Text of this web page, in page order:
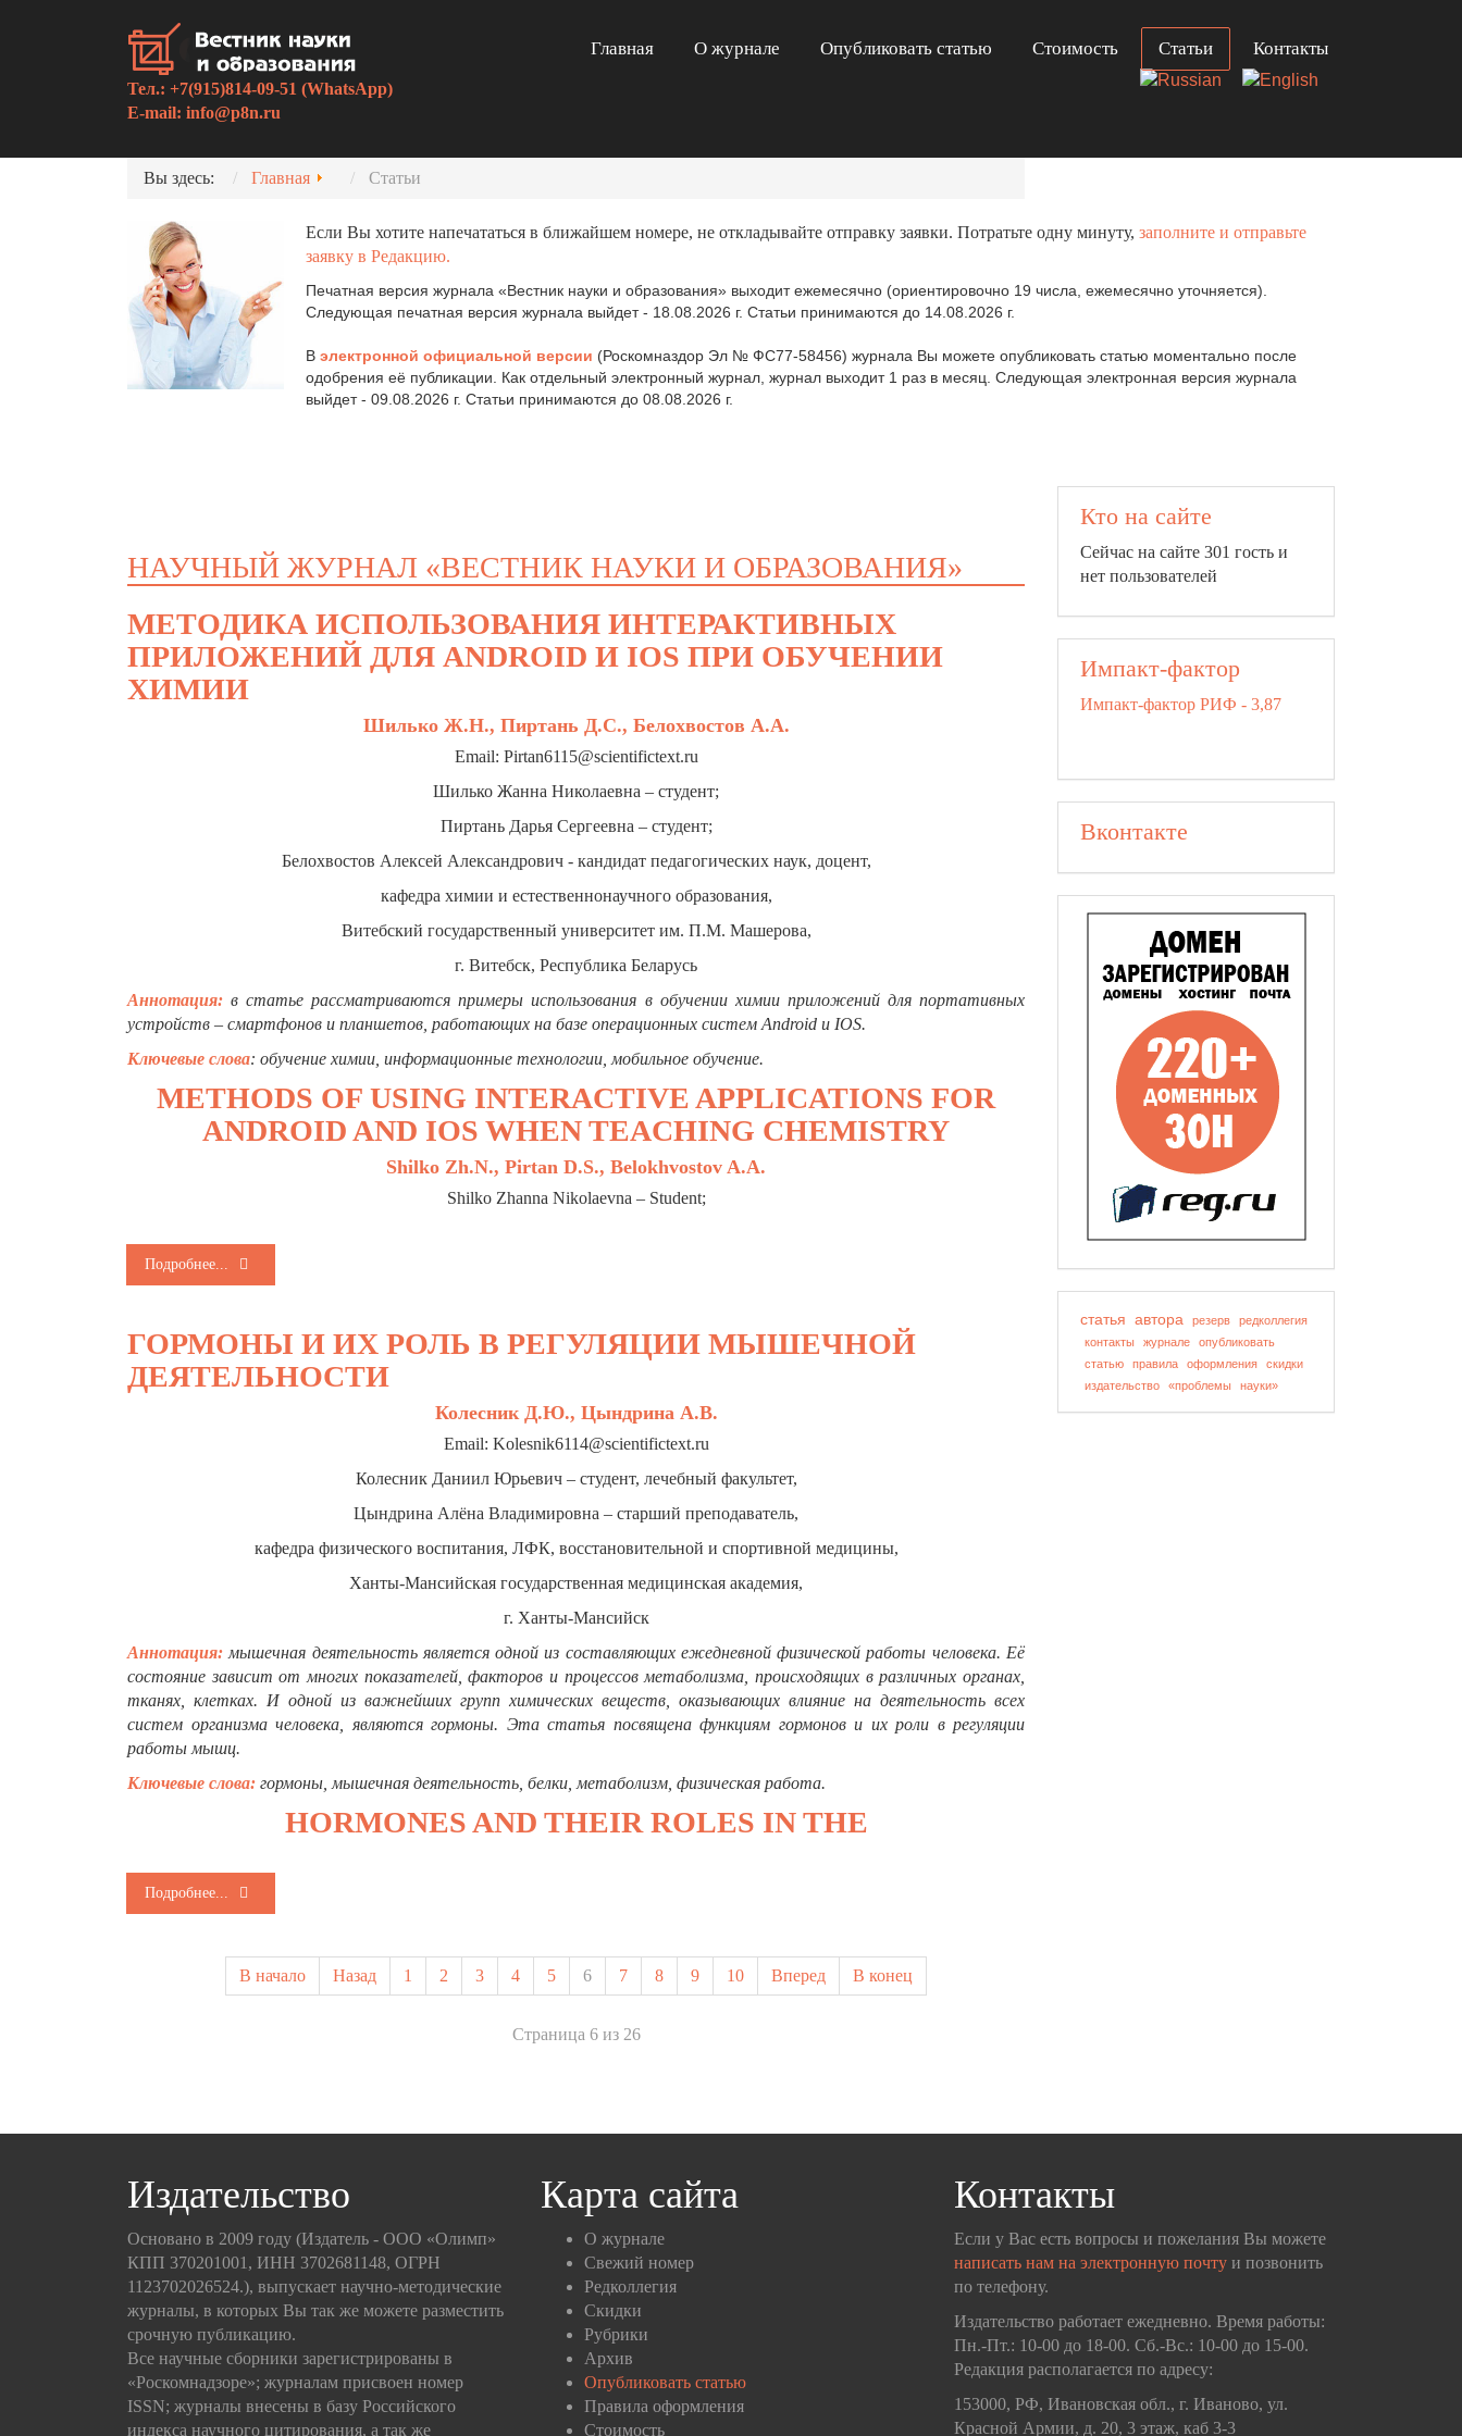
Тел.: +7(915)814-09-51 (WhatsApp)
E-mail: info@p8n.ru
Главная О журнале Опубликовать статью Стоимость Статьи Контакты
Вы здесь: Главная Статьи
Если Вы хотите напечататься в ближайшем номере, не откладывайте отправку заявки. Потратьте одну минуту, заполните и отправьте
заявку в Редакцию.
Печатная версия журнала «Вестник науки и образования» выходит ежемесячно (ориентировочно 19 числа, ежемесячно уточняется).
Следующая печатная версия журнала выйдет - 18.08.2026 г. Статьи принимаются до 14.08.2026 г.
В электронной официальной версии (Роскомназдор Эл № ФС77-58456) журнала Вы можете опубликовать статью моментально после
одобрения её публикации. Как отдельный электронный журнал, журнал выходит 1 раз в месяц. Следующая электронная версия журнала
выйдет - 09.08.2026 г. Статьи принимаются до 08.08.2026 г.
НАУЧНЫЙ ЖУРНАЛ «ВЕСТНИК НАУКИ И ОБРАЗОВАНИЯ»
МЕТОДИКА ИСПОЛЬЗОВАНИЯ ИНТЕРАКТИВНЫХ
ПРИЛОЖЕНИЙ ДЛЯ ANDROID И IOS ПРИ ОБУЧЕНИИ
ХИМИИ
Шилько Ж.Н., Пиртань Д.С., Белохвостов А.А.
Email: Pirtan6115@scientifictext.ru
Шилько Жанна Николаевна – студент;
Пиртань Дарья Сергеевна – студент;
Белохвостов Алексей Александрович - кандидат педагогических наук, доцент,
кафедра химии и естественнонаучного образования,
Витебский государственный университет им. П.М. Машерова,
г. Витебск, Республика Беларусь
Аннотация: в статье рассматриваются примеры использования в обучении химии приложений для портативных
устройств – смартфонов и планшетов, работающих на базе операционных систем Android и IOS.
Ключевые слова: обучение химии, информационные технологии, мобильное обучение.
METHODS OF USING INTERACTIVE APPLICATIONS FOR
ANDROID AND IOS WHEN TEACHING CHEMISTRY
Shilko Zh.N., Pirtan D.S., Belokhvostov A.A.
Shilko Zhanna Nikolaevna – Student;
Подробнее...
ГОРМОНЫ И ИХ РОЛЬ В РЕГУЛЯЦИИ МЫШЕЧНОЙ
ДЕЯТЕЛЬНОСТИ
Колесник Д.Ю., Цындрина А.В.
Email: Kolesnik6114@scientifictext.ru
Колесник Даниил Юрьевич – студент, лечебный факультет,
Цындрина Алёна Владимировна – старший преподаватель,
кафедра физического воспитания, ЛФК, восстановительной и спортивной медицины,
Ханты-Мансийская государственная медицинская академия,
г. Ханты-Мансийск
Аннотация: мышечная деятельность является одной из составляющих ежедневной физической работы человека. Её
состояние зависит от многих показателей, факторов и процессов метаболизма, происходящих в различных органах,
тканях, клетках. И одной из важнейших групп химических веществ, оказывающих влияние на деятельность всех
систем организма человека, являются гормоны. Эта статья посвящена функциям гормонов и их роли в регуляции
работы мышц.
Ключевые слова: гормоны, мышечная деятельность, белки, метаболизм, физическая работа.
HORMONES AND THEIR ROLES IN THE
Подробнее...
В начало Назад 1 2 3 4 5 6 7 8 9 10 Вперед В конец
Страница 6 из 26
Кто на сайте
Сейчас на сайте 301 гость и
нет пользователей
Импакт-фактор
Импакт-фактор РИФ - 3,87
Вконтакте
статья автора резерв
редколлегия
контакты
журнале
опубликовать
статью
правила оформления
скидки
издательство
«проблемы науки»
Издательство
Основано в 2009 году (Издатель - ООО «Олимп»
КПП 370201001, ИНН 3702681148, ОГРН
1123702026524.), выпускает научно-методические
журналы, в которых Вы так же можете разместить
срочную публикацию.
Все научные сборники зарегистрированы в
«Роскомнадзоре»; журналам присвоен номер
ISSN; журналы внесены в базу Российского
индекса научного цитирования, а так же
Карта сайта
О журнале
Свежий номер
Редколлегия
Скидки
Рубрики
Архив
Опубликовать статью
Правила оформления
Стоимость
Контакты
Если у Вас есть вопросы и пожелания Вы можете
написать нам на электронную почту и позвонить
по телефону.
Издательство работает ежедневно. Время работы:
Пн.-Пт.: 10-00 до 18-00. Сб.-Вс.: 10-00 до 15-00.
Редакция располагается по адресу:
153000, РФ, Ивановская обл., г. Иваново, ул.
Красной Армии, д. 20, 3 этаж, каб 3-3